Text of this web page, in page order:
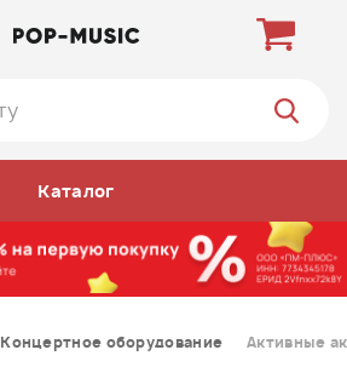
Каталог
Концертное оборудование Активные